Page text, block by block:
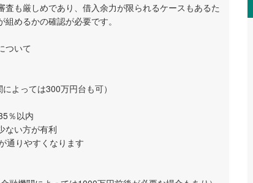
も厳しめであり、借入余力が限られるケースもあるた
めるかの確認が必要です。
ついて
よっては300万円台も可）
％以内
ない方が有利
通りやすくなります